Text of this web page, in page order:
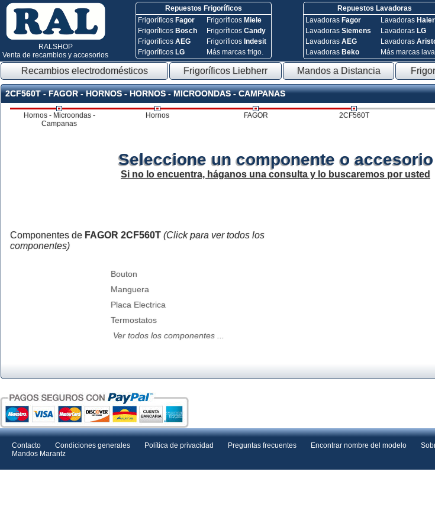
RALSHOP
Venta de recambios y accesorios
Repuestos Frigoríficos
Frigoríficos Fagor
Frigoríficos Bosch
FrigoríficosAEG
Frigoríficos LG
Frigoríficos Miele
FrigoríficosCandy
Frigoríficos Indesit
Más marcas frigo.
Repuestos Lavadoras
Lavadoras Fagor
Lavadoras Siemens
Lavadoras AEG
Lavadoras Beko
Lavadoras Haier
Lavadoras LG
Lavadoras
Más marcas
Recambios electrodomésticos Frigoríficos Liebherr Mandos a Distancia
2CF560T - FAGOR - HORNOS - HORNOS - MICROONDAS - CAMPANAS
Hornos - Microondas -
Campanas
Hornos FAGOR 2CF560T
Seleccione un componente o accesorio
Si no lo encuentra, háganos una consulta y lo buscaremos por usted
Componentes de FAGOR 2CF560T (Click para ver todos los
componentes)
Bouton
Manguera
Placa Electrica
Termostatos
Ver todos los componentes ...
Contacto Condiciones generales Política de privacidad Preguntas frecuentes Encontrar nombre del modelo
Mandos Marantz